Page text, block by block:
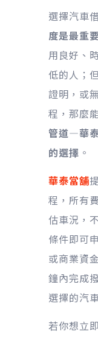
選擇汽車
度是最重
用良好、
低的人；
證明，或
程，那麼
管道—華
的選擇 。
華泰當舖
程，所有
估車況，
條件即可
或商業資
鐘內完成
選擇的汽
若你想立